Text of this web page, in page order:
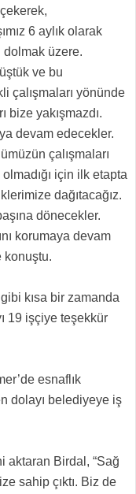
6 aylık olarak
dolmak üzere.
ve bu
çalışmaları yönünde
bize yakışmazdı.
devam edecekler.
çalışmaları
için ilk etapta
dağıtacağız.
dönecekler.
korumaya devam
konuştu.
kısa bir zamanda
19 işçiye teşekkür
esnaflık
dolayı belediyeye iş
aktaran Birdal, “Sağ
sahip çıktı. Biz de